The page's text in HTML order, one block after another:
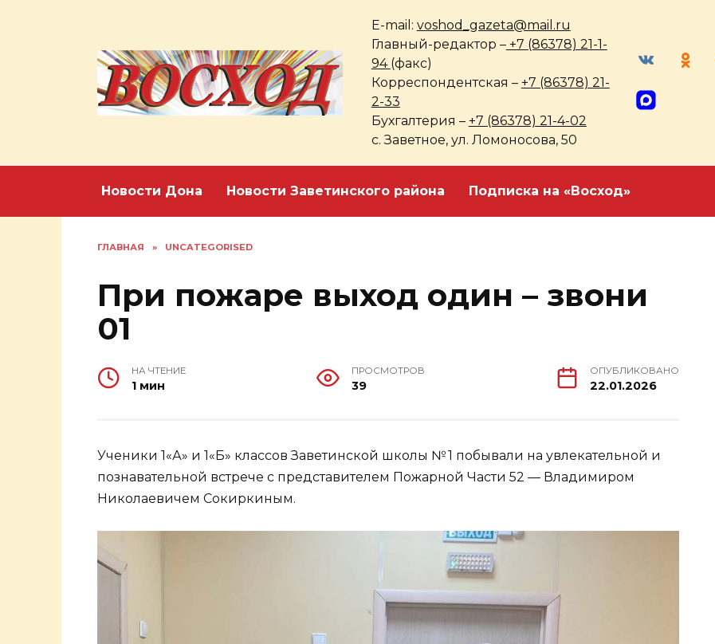
E-mail: voshod_gazeta@mail.ru
Главный-редактор –+7 (86378) 21-1-
94 (факс)
Корреспондентская – +7 (86378) 21-
2-33
Бухгалтерия – +7 (86378) 21-4-02
с. Заветное, ул. Ломоносова, 50
Новости Дона Новости Заветинского района Подписка на «Восход»
ГЛАВНАЯ » UNCATEGORISED
При пожаре выход один – звони
01
НА ЧТЕНИЕ
1 мин
ПРОСМОТРОВ
39
ОПУБЛИКОВАНО
22.01.2026
Ученики 1«А» и 1«Б» классов Заветинской школы № 1 побывали на увлекательной и
познавательной встрече с представителем Пожарной Части 52 — Владимиром
Николаевичем Сокиркиным.